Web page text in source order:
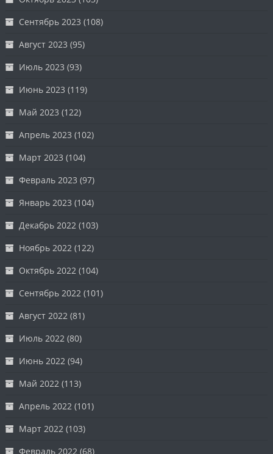
Сентябрь 2023 (108)
Август 2023 (95)
Июль 2023 (93)
Июнь 2023 (119)
Май 2023 (122)
Апрель 2023 (102)
Март 2023 (104)
Февраль 2023 (97)
Январь 2023 (104)
Декабрь 2022 (103)
Ноябрь 2022 (122)
Октябрь 2022 (104)
Сентябрь 2022 (101)
Август 2022 (81)
Июль 2022 (80)
Июнь 2022 (94)
Май 2022 (113)
Апрель 2022 (101)
Март 2022 (103)
Февраль 2022 (68)